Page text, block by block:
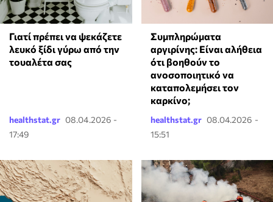
Γιατί πρέπει να ψεκάζετε
λευκό ξίδι γύρω από την
τουαλέτα σας
healthstat.gr 08.04.2026 -
17:49
⁠Συμπληρώματα
αργιρίνης: Είναι αλήθεια
ότι βοηθούν το
ανοσοποιητικό να
καταπολεμήσει τον
καρκίνο;
healthstat.gr 08.04.2026 -
15:51